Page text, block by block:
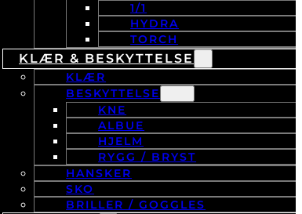
1/1
HYDRA
TORCH
KLÆR & BESKYTTELSE
KLÆR
BESKYTTELSE
KNE
ALBUE
HJELM
RYGG / BRYST
HANSKER
SKO
BRILLER / GOGGLES